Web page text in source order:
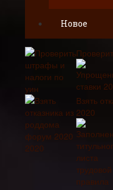
Новое
Взять
2020